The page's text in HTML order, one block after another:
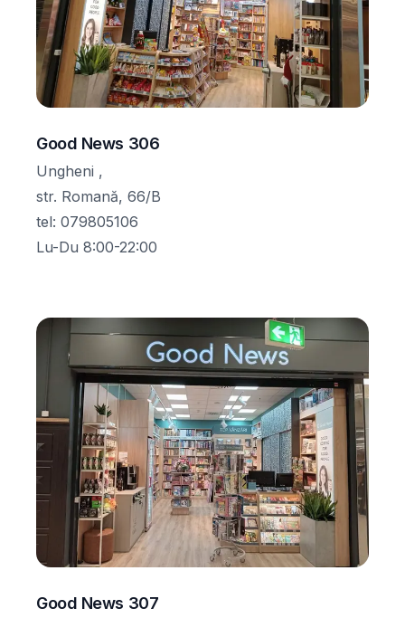
Good News 306
Ungheni ,
str. Romană, 66/B
tel: 079805106
Lu-Du 8:00-22:00
Good News 307